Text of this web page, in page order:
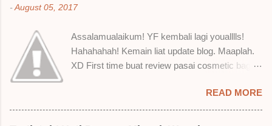
t
-August 05, 2017
Assalamualaikum! YF kembali lagi youalllls!
Hahahahah! Kemain liat update blog. Maaplah.
XD First time buat review pasai cosmetic bagai
Nak jadikan cerita, a ku baru je beli liquid lipstick
brand SoBella ni. Siap beli 3 kau! Adeh! Dari
atas, Cornflakes Madu, Strawberry Semprit &
READ MORE